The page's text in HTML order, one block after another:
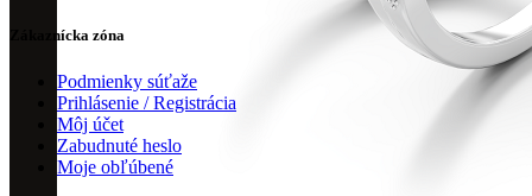
Zákaznícka zóna
Podmienky súťaže
Prihlásenie / Registrácia
Môj účet
Zabudnuté heslo
Moje obľúbené